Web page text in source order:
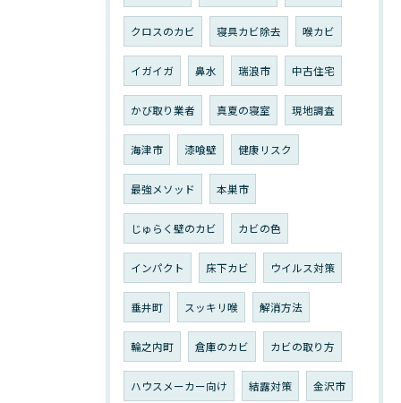
クロスのカビ 寝具カビ除去 喉カビ
イガイガ 鼻水 瑞浪市 中古住宅
かび取り業者 真夏の寝室 現地調査
海津市 漆喰壁 健康リスク
最強メソッド 本巣市
じゅらく壁のカビ カビの色
インパクト 床下カビ ウイルス対策
垂井町 スッキリ喉 解消方法
輪之内町 倉庫のカビ カビの取り方
ハウスメーカー向け 結露対策 金沢市